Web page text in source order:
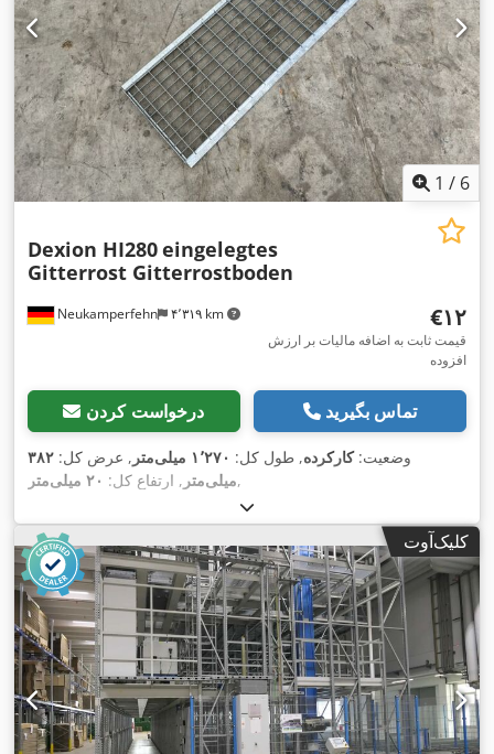
1 / 6
Neukamperfehn ۴٬۳۱۹ km
Dexion HI280eingelegtes
Gitterrost Gitterrostboden
‎€۱۲
قیمت ثابت به اضافه مالیات بر ارزش
افزوده
درخواست کردن تماس بگیرید
وضعیت:کارکرده, طول کل: ۱٬۲۷۰ میلی‌متر , عرض کل: ۳۸۲
میلی‌متر , ارتفاع کل: ۲۰ میلی‌متر ,
کلیک‌آوت